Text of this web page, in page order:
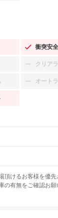
衝突安
：装備
クリア
：装備
オート
：装備な
サイド
ABS
頂けるお客様を優
の有無をご確認お